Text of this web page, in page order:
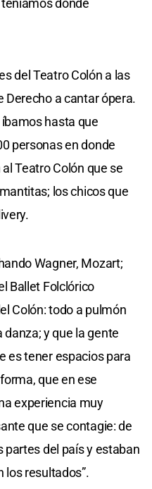
del Teatro Colón a las
Derecho a cantar ópera.
hasta que
personas en donde
Teatro Colón que se
los chicos que
Wagner, Mozart;
Ballet Folclórico
Colón: todo a pulmón
danza; y que la gente
es tener espacios para
que en ese
experiencia muy
que se contagie: de
partes del país y estaban
los resultados”.